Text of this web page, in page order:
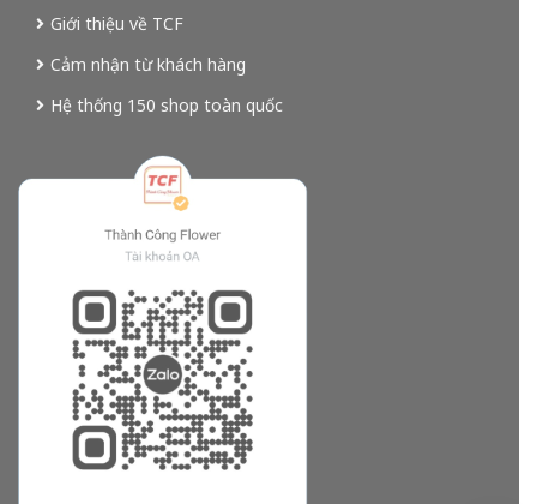
Giới thiệu về TCF
Cảm nhận từ khách hàng
Hệ thống 150 shop toàn quốc